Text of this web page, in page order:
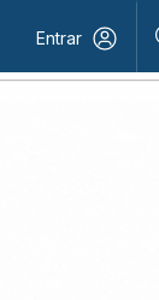
Entrar